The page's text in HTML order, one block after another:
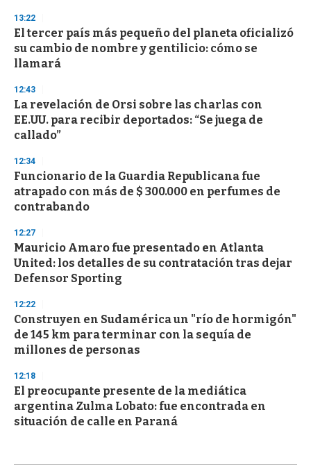
d
s
13:22
El tercer país más pequeño del planeta oficializó
su cambio de nombre y gentilicio: cómo se
llamará
12:43
La revelación de Orsi sobre las charlas con
EE.UU. para recibir deportados: “Se juega de
callado”
12:34
Funcionario de la Guardia Republicana fue
atrapado con más de $ 300.000 en perfumes de
contrabando
12:27
Mauricio Amaro fue presentado en Atlanta
United: los detalles de su contratación tras dejar
Defensor Sporting
12:22
Construyen en Sudamérica un "río de hormigón"
de 145 km para terminar con la sequía de
millones de personas
12:18
El preocupante presente de la mediática
argentina Zulma Lobato: fue encontrada en
situación de calle en Paraná